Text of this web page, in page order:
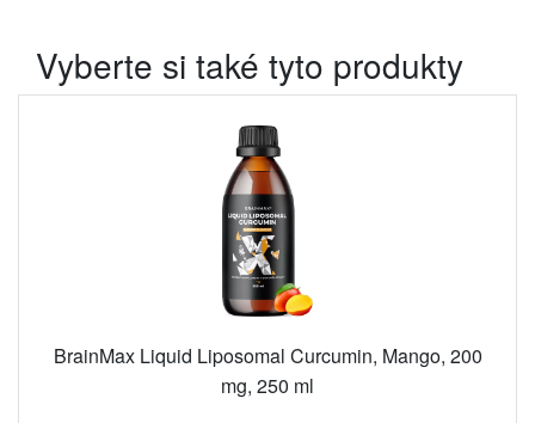
Vyberte si také tyto produkty
BrainMax Liquid Liposomal Curcumin, Mango, 200
mg, 250 ml